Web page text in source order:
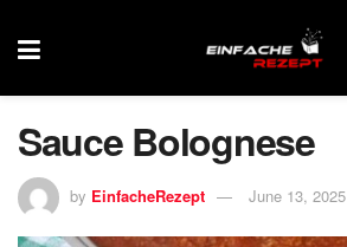
Sauce Bolognese
by EinfacheRezept June 13, 2025